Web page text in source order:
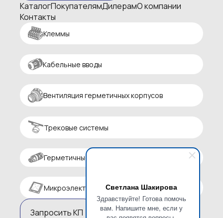
Светлана Шакирова
Здравствуйте! Готова помочь
вам. Напишите мне, если у
КаталогПокупателямДилерамО компании
Контакты
Клеммы
Кабельные вводы
Вентиляция герметичных корпусов
Трековые системы
Герметичные разъемы
Микроэлектроника
Запросить КП